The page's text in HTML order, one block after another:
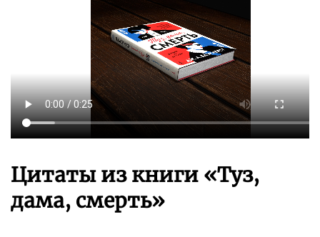
Цитаты из книги «Туз,
дама, смерть»